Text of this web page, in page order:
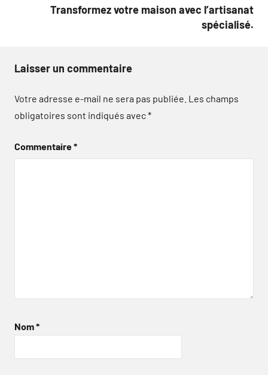
Transformez votre maison avec l’artisanat
spécialisé.
Laisser un commentaire
Votre adresse e-mail ne sera pas publiée. Les champs
obligatoires sont indiqués avec*
Commentaire*
Nom*